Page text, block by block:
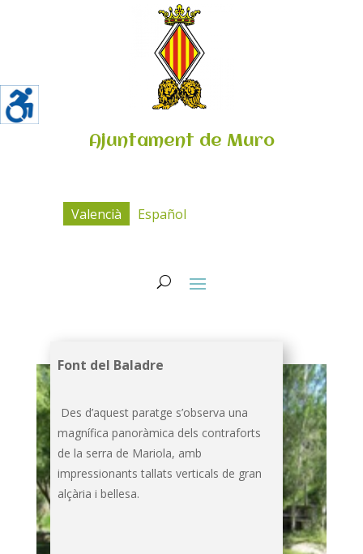
Ajuntament de Muro
Valencià Español
Font del Baladre
Des d’aquest paratge s’observa una
magnífica panoràmica dels contraforts
de la serra de Mariola, amb
impressionants tallats verticals de gran
alçària i bellesa.